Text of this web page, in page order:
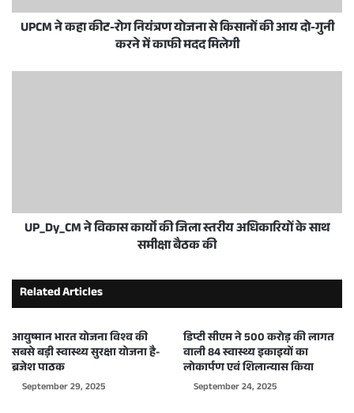
UPCM ने कहा कीट-रोग नियंत्रण योजना से किसानों की आय दो-गुनी
करने में काफी मदद मिलेगी
UP_Dy_CM ने विकास कार्यो की जिला स्तरीय अधिकारियों के साथ
समीक्षा बैठक की
Related Articles
आयुष्मान भारत योजना विश्व की
सबसे बड़ी स्वास्थ्य सुरक्षा योजना है-
ब्रजेश पाठक
September 29, 2025
डिप्टी सीएम ने 500 करोड़ की लागत
वाली 84 स्वास्थ्य इकाइयों का
लोकार्पण एवं शिलान्यास किया
September 24, 2025